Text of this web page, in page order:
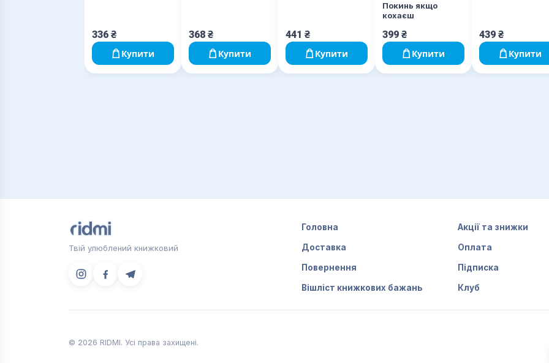
336 ₴
Купити
368 ₴
Купити
441 ₴
Купити
Покинь якщо
кохаєш
399 ₴
Купити
439 ₴
Купити
Твій улюблений книжковий
Головна Акції та знижки
Доставка Оплата
Повернення Підписка
Вішліст книжкових бажань Клуб
© 2026 RIDMI. Усі права захищені.